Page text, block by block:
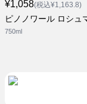
¥1,058(税込¥1,163.8)
ピノノワール ロシュ
750ml